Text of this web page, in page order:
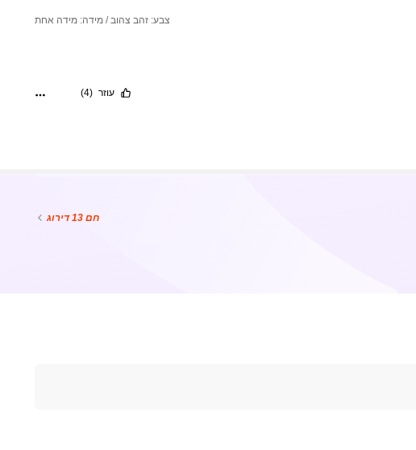
צבע: זהב צהוב / מידה: מידה אחת
עוזר (4)
חם 13 דירוג